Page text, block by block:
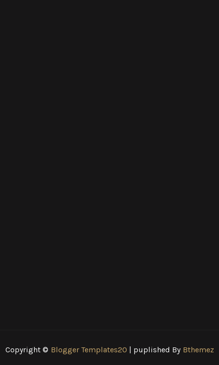
Copyright © Blogger Templates20 | puplished By Bthemez